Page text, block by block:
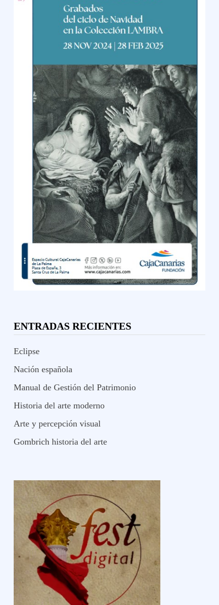
ENTRADAS RECIENTES
Eclipse
Nación española
Manual de Gestión del Patrimonio
Historia del arte moderno
Arte y percepción visual
Gombrich historia del arte